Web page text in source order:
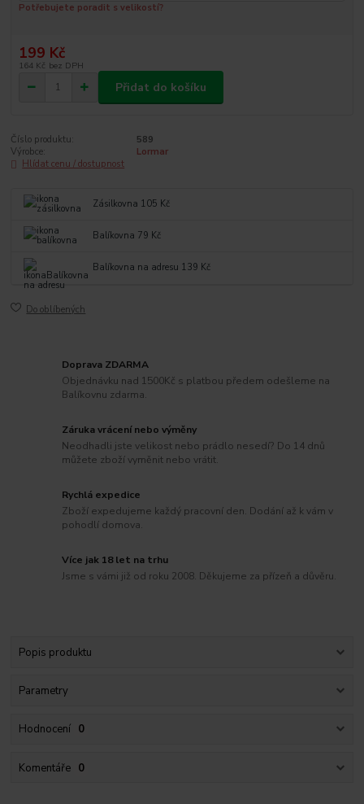
Potřebujete poradit s velikostí?
199 Kč
164 Kč bez DPH
Přidat do košíku
Číslo produktu:
589
Výrobce:
Lormar
Hlídat cenu / dostupnost
Zásilkovna 105 Kč
Balíkovna 79 Kč
Balíkovna na adresu 139 Kč
Do oblíbených
Doprava ZDARMA
Objednávku nad 1500Kč s platbou předem odešleme na
Balíkovnu zdarma.
Záruka vrácení nebo výměny
Neodhadli jste velikost nebo prádlo nesedí? Do 14 dnů
můžete zboží vyměnit nebo vrátit.
Rychlá expedice
Zboží expedujeme každý pracovní den. Dodání až k vám v
pohodlí domova.
Více jak 18 let na trhu
Jsme s vámi již od roku 2008. Děkujeme za přízeň a důvěru.
Popis produktu
Parametry
Hodnocení 0
Komentáře 0